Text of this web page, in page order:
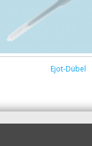
Ejot-Dübel